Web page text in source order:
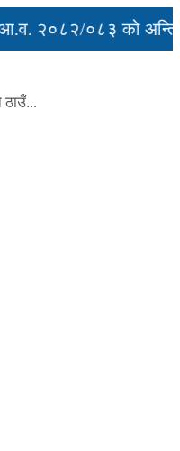
२०८२/०८३ को अन्तिम
ठाउँ...